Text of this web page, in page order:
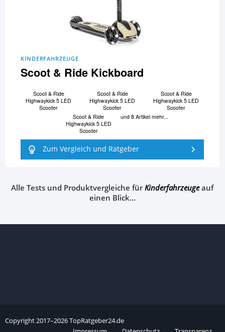
KINDERFAHRZEUGE
Scoot & Ride Kickboard
Scoot & Ride
Highwaykick 5 LED
Scooter
Scoot & Ride
Highwaykick 5 LED
Scooter
Scoot & Ride
Highwaykick 5 LED
Scooter
Scoot & Ride
Highwaykick 5 LED
Scooter
und 8 Artikel mehr...
Zum Vergleich und Ratgeber
Alle Tests und Produktvergleiche fürKinderfahrzeugeauf
einen Blick…
Copyright2017–2026TopRatgeber24.de